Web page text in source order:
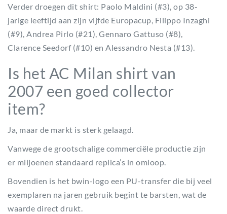
Verder droegen dit shirt: Paolo Maldini (#3), op 38-
jarige leeftijd aan zijn vijfde Europacup, Filippo Inzaghi
(#9), Andrea Pirlo (#21), Gennaro Gattuso (#8),
Clarence Seedorf (#10) en Alessandro Nesta (#13).
Is het AC Milan shirt van
2007 een goed collector
item?
Ja, maar de markt is sterk gelaagd.
Vanwege de grootschalige commerciële productie zijn
er miljoenen standaard replica’s in omloop.
Bovendien is het bwin-logo een PU-transfer die bij veel
exemplaren na jaren gebruik begint te barsten, wat de
waarde direct drukt.